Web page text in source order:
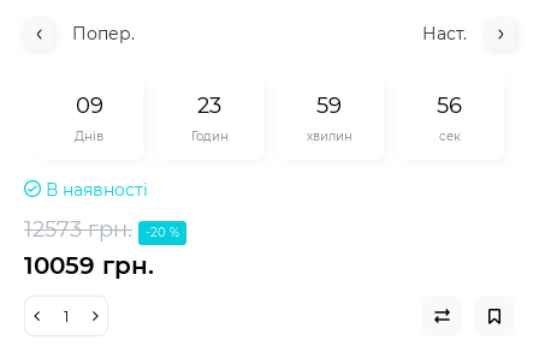
Попер. Наст.
09
Днів
23
Годин
59
хвилин
55
сек
В наявності
12573 грн. -20 %
10059 грн.